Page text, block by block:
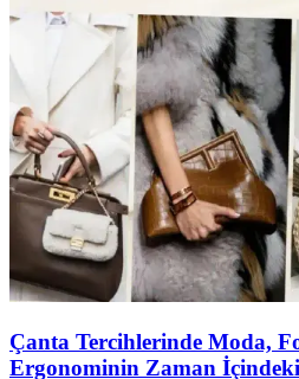
Çanta Tercihlerinde Moda,
Ergonominin Zaman